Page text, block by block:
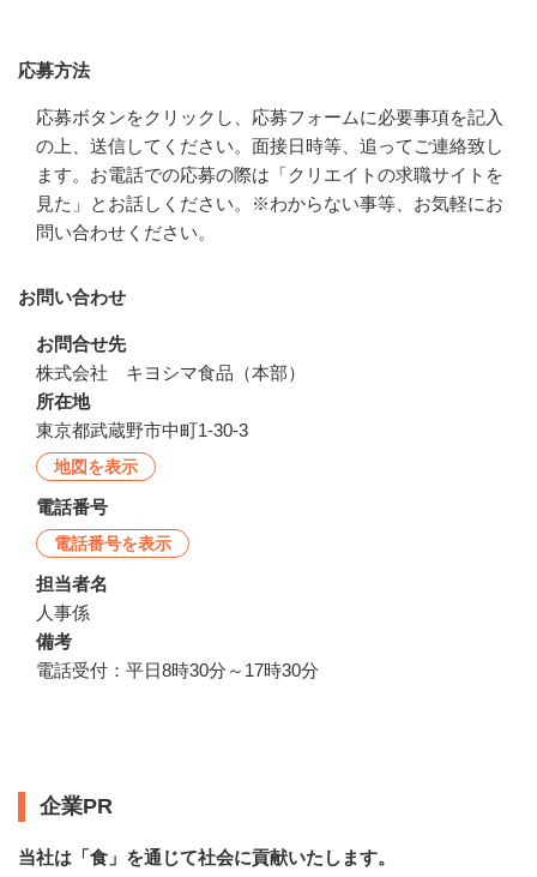
応募方法
応募ボタンをクリックし、応募フォームに必要事項を記入
の上、送信してください。面接日時等、追ってご連絡致し
ます。お電話での応募の際は「クリエイトの求職サイトを
見た」とお話しください。※わからない事等、お気軽にお
問い合わせください。
お問い合わせ
お問合せ先
株式会社　キヨシマ食品（本部）
所在地
東京都武蔵野市中町1-30-3
地図を表示
電話番号
電話番号を表示
担当者名
人事係
備考
電話受付：平日8時30分～17時30分
企業PR
当社は「食」を通じて社会に貢献いたします。